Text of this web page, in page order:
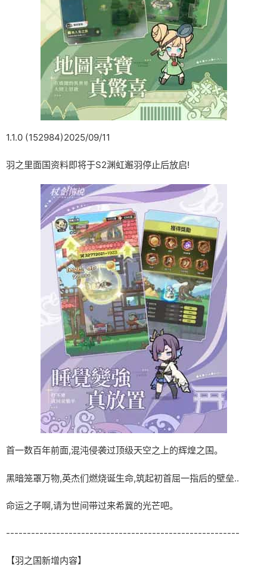
1.1.0 (152984)2025/09/11
羽之里面国资料即将于S2渊虹邂羽停止后放启!
首一数百年前面,混沌侵袭过顶级天空之上的辉煌之国。
黑暗笼罩万物,英杰们燃烧诞生命,筑起初首屈一指后的壁垒..
命运之子啊,请为世间带过来希冀的光芒吧。
--------------------------------------------------------
【羽之国新增内容】